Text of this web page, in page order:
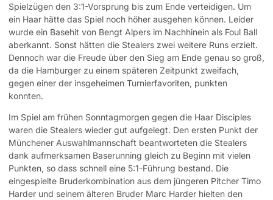
Spielzügen den 3:1-Vorsprung bis zum Ende verteidigen. Um
ein Haar hätte das Spiel noch höher ausgehen können. Leider
wurde ein Basehit von Bengt Alpers im Nachhinein als Foul Ball
aberkannt. Sonst hätten die Stealers zwei weitere Runs erzielt.
Dennoch war die Freude über den Sieg am Ende genau so groß,
da die Hamburger zu einem späteren Zeitpunkt zweifach,
gegen einer der insgeheimen Turnierfavoriten, punkten
konnten.
Im Spiel am frühen Sonntagmorgen gegen die Haar Disciples
waren die Stealers wieder gut aufgelegt. Den ersten Punkt der
Münchener Auswahlmannschaft beantworteten die Stealers
dank aufmerksamen Baserunning gleich zu Beginn mit vielen
Punkten, so dass schnell eine 5:1-Führung bestand. Die
eingespielte Bruderkombination aus dem jüngeren Pitcher Timo
Harder und seinem älteren Bruder Marc Harder hielten den